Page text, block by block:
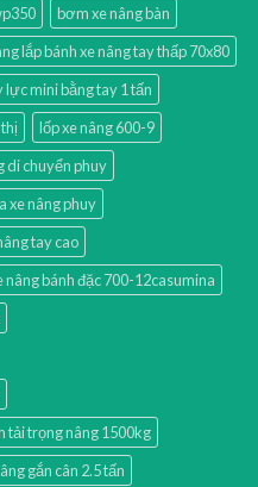
bơm xe nâng bàn
lắp bánh xe nâng tay thấp 70x80
lực mini bằng tay 1 tấn
lốp xe nâng 600-9
di chuyển phuy
xe nâng phuy
tay cao
nâng bánh đặc 700-12casumina
tải trọng nâng 1500kg
gắn cân 2.5 tấn